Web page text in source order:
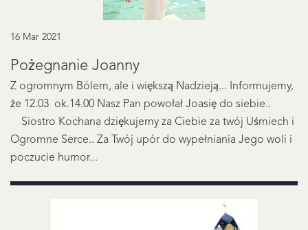
16 Mar 2021
Pożegnanie Joanny
Z ogromnym Bólem, ale i większą Nadzieją... Informujemy,
że 12.03 ok.14.00 Nasz Pan powołał Joasię do siebie..
Siostro Kochana dziękujemy za Ciebie za twój Uśmiech i
Ogromne Serce.. Za Twój upór do wypełniania Jego woli i
poczucie humor...